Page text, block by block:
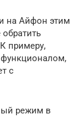
на Айфон этим
примеру,
с
режим в